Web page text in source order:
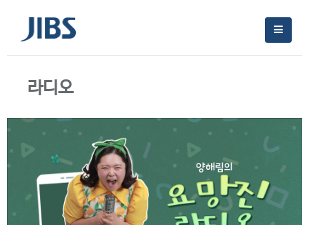
라디오